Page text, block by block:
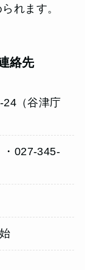
れます。
絡先
24（谷津庁
・027-345-